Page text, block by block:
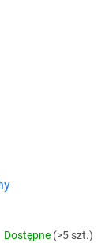
Dostępne (>5 szt.)